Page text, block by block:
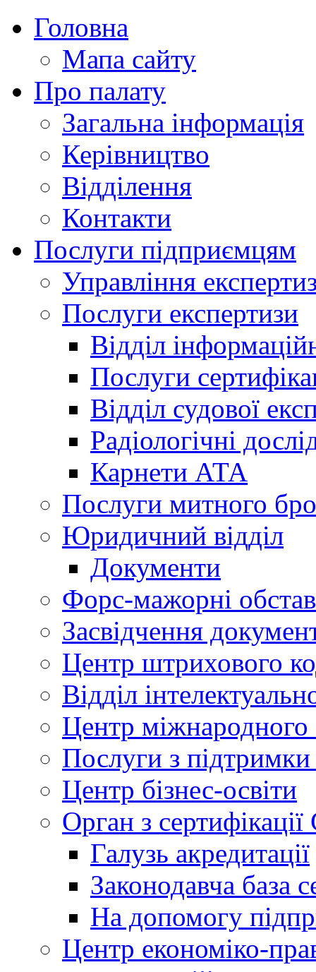
Головна
Мапа сайту
Про палату
Загальна інформація
Керівництво
Відділення
Контакти
Послуги підприємцям
Управління
Послуги експертизи
Відділ
Послуги
Відділ судової
Радіологічні
Карнети АТА
Послуги митного
Юридичний відділ
Документи
Форс-мажорні
Засвідчення
Центр штрихового
Відділ
Центр міжнародного
Послуги з підтримки
Центр бізнес-освіти
Орган з
Галузь акредитації
Законодавча база
На допомогу
Центр економіко-